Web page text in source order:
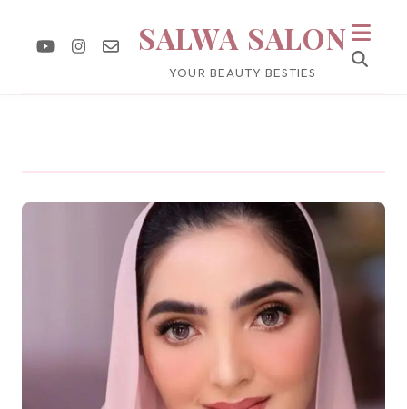
SALWA SALON
YOUR BEAUTY BESTIES